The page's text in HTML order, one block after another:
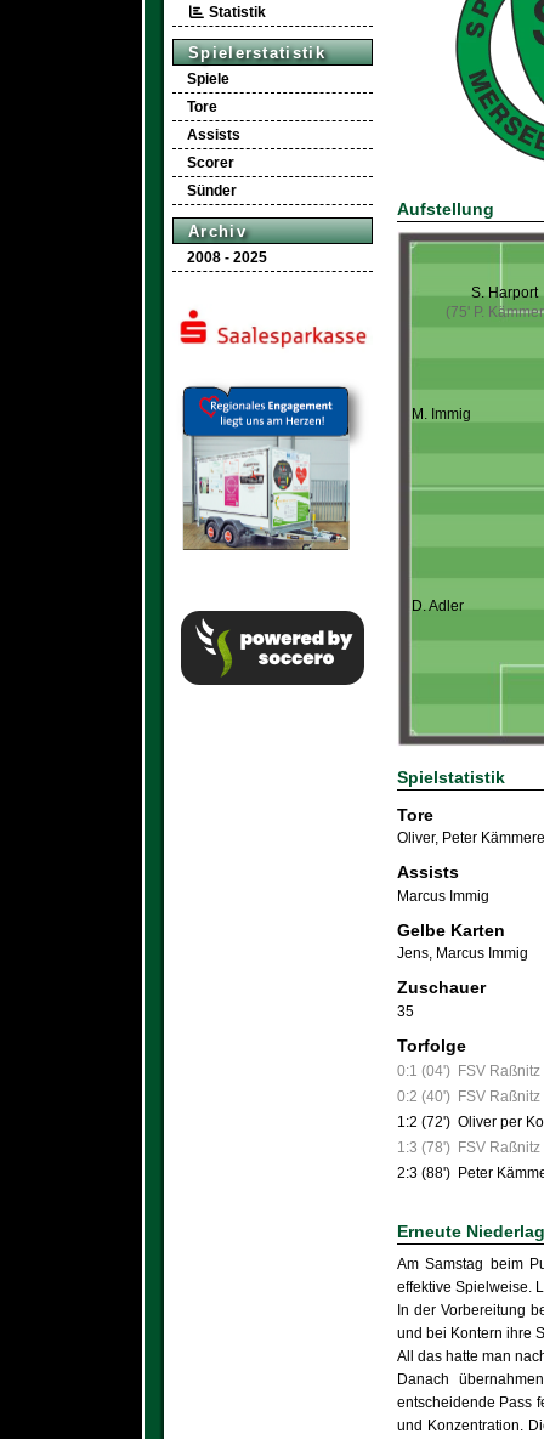
Statistik
Spielerstatistik
Spiele
Tore
Assists
Scorer
Sünder
Archiv
2008 - 2025
Aufstellung
S. Harport
(75' P.
M. Immig
D. Adler
Spielstatistik
Tore
Oliver, Peter
Assists
Marcus Immig
Gelbe Karten
Jens, Marcus Immig
Zuschauer
35
Torfolge
0:1 (04') FSV Raßnitz
0:2 (40') FSV Raßnitz
1:2 (72') Oliver per
1:3 (78') FSV Raßnitz
2:3 (88') Peter
Erneute
Am Samstag beim
effektive Spielweise.
In der Vorbereitung
und bei Kontern ihre
All das hatte man
Danach
entscheidende Pass
und Konzentration.